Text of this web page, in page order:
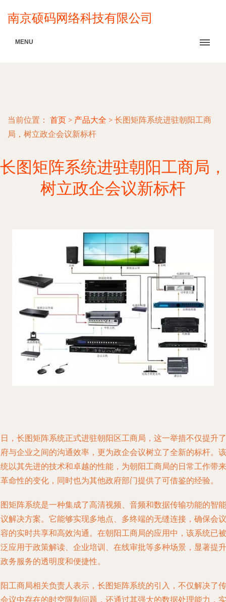
南京硕码网络科技有限公司
MENU
当前位置： 首页 > 产品大全 > 长图矩阵系统进驻朝阳工商
局，树立政企会议新标杆
长图矩阵系统进驻朝阳工商局，
树立政企会议新标杆
，长图矩阵系统正式进驻朝阳区工商局，这一举措不仅提升了
与企业之间的沟通效率，更为政企会议树立了全新的标杆。该
以其先进的技术和卓越的性能，为朝阳工商局的日常工作带来
命性的变化，同时也为其他政府部门提供了可借鉴的经验。
矩阵系统是一种集成了高清视频、音频和数据传输功能的智能
解决方案。它能够实现多地点、多终端的无缝连接，确保会议
的实时共享和高效沟通。在朝阳工商局的应用中，该系统已被
应用于政策解读、企业培训、在线审批等多种场景，显著提升
务服务的透明度和便捷性。
工商局相关负责人表示，长图矩阵系统的引入，不仅解决了传
议中存在的时空限制问题，还通过其强大的数据处理能力，实